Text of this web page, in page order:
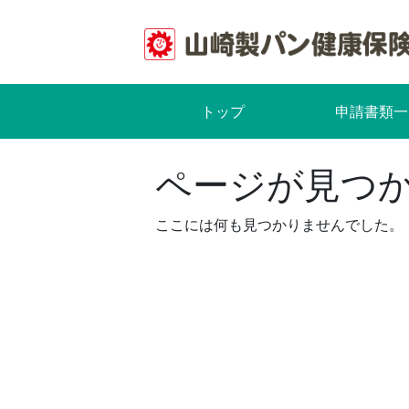
トップ 申請書類
ページが見つ
ここには何も見つかりませんでした。